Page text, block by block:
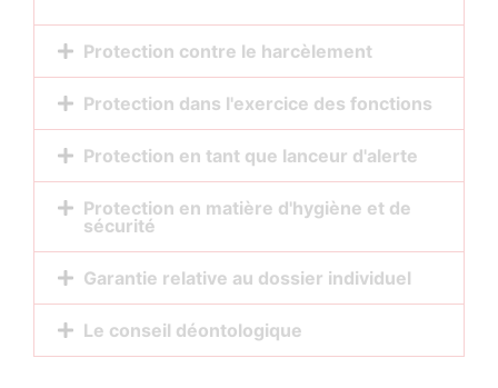
Protection contre le harcèlement
Protection dans l'exercice des fonctions
Protection en tant que lanceur d'alerte
Protection en matière d'hygiène et de
sécurité
Garantie relative au dossier individuel
Le conseil déontologique